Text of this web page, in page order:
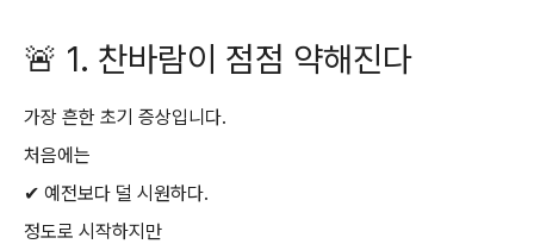
🚨 1. 찬바람이 점점 약해진다
가장 흔한 초기 증상입니다.
처음에는
✔ 예전보다 덜 시원하다.
정도로 시작하지만